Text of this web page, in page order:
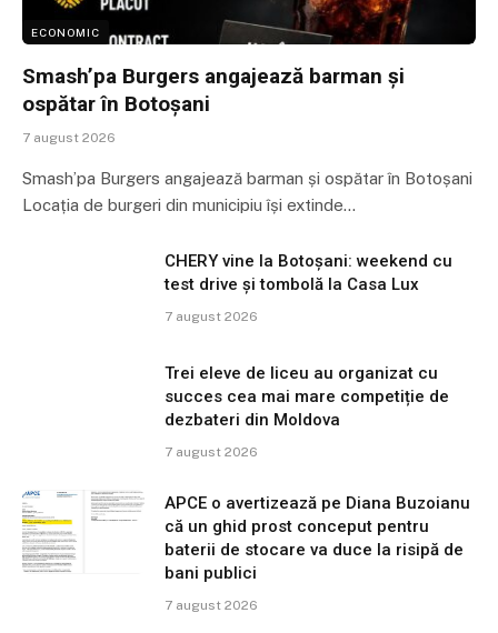
ECONOMIC
Smash’pa Burgers angajează barman și
ospătar în Botoșani
7 august 2026
Smash’pa Burgers angajează barman și ospătar în Botoșani
Locația de burgeri din municipiu își extinde…
CHERY vine la Botoșani: weekend cu
test drive și tombolă la Casa Lux
7 august 2026
Trei eleve de liceu au organizat cu
succes cea mai mare competiție de
dezbateri din Moldova
7 august 2026
APCE o avertizează pe Diana Buzoianu
că un ghid prost conceput pentru
baterii de stocare va duce la risipă de
bani publici
7 august 2026